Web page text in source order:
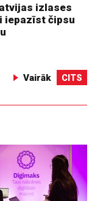
izlases
iepazīst čipsu
Vairāk CITS